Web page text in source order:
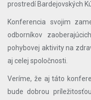
prostredí Bardejovských
Konferencia svojim
odborníkov
pohybovej aktivity na
aj celej spoločnosti.
Veríme, že aj táto
bude dobrou